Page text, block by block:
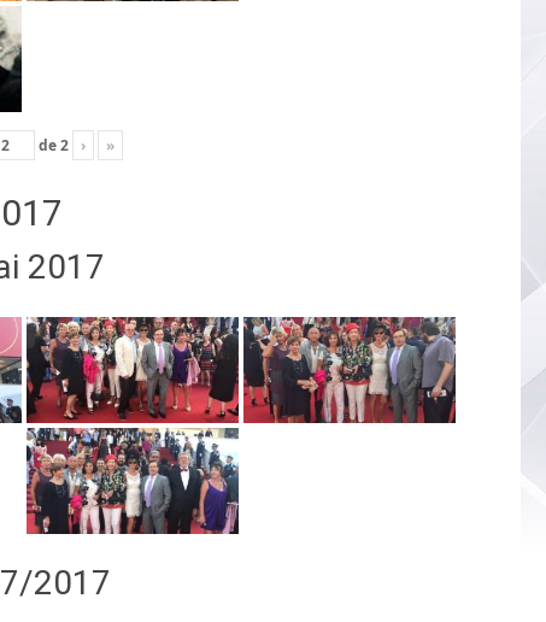
de2 › »
2017
2017